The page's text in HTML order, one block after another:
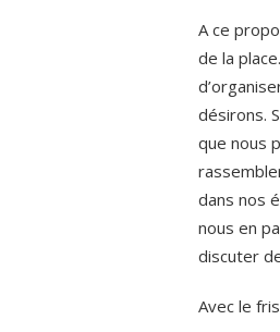
A ce
de la
désirons.
que nous
dans nos
nous en
discuter
Avec le